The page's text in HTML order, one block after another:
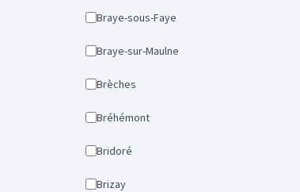
Braye-sous-Faye
Braye-sur-Maulne
Brèches
Bréhémont
Bridoré
Brizay